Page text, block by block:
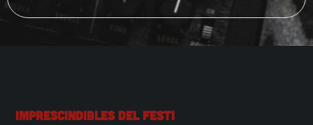
Imprescindibles Del Festi